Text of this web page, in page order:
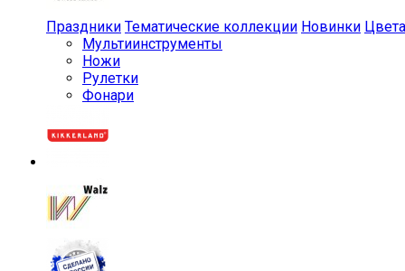
Праздники Тематические коллекции Новинки Цвета
Мульти­инструменты
Ножи
Рулетки
Фонари